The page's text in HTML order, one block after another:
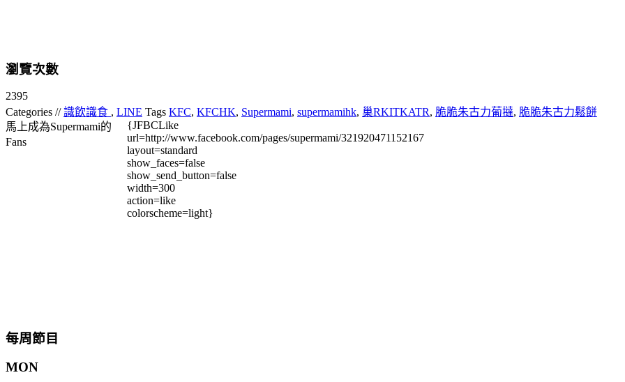
瀏覽次數
2395
Categories //識飲識食 , LINE Tags KFC, KFCHK, Supermami, supermamihk, 巢RKITKATR, 脆脆朱古力葡撻, 脆脆朱古力鬆餅
馬上成為Supermami的
Fans
{JFBCLike
url=http://www.facebook.com/pages/supermami/321920471152167
layout=standard
show_faces=false
show_send_button=false
width=300
action=like
colorscheme=light}
每周節目
MON